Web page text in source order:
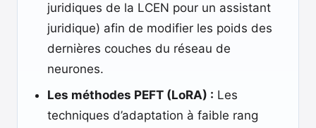
juridiques de la LCEN pour un assistant
juridique) afin de modifier les poids des
dernières couches du réseau de
neurones.
Les méthodes PEFT (LoRA) : Les
techniques d’adaptation à faible rang